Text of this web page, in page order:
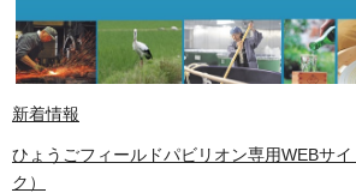
新着情報
ひょうごフィールドパビリオン専用WEBサ
ク）